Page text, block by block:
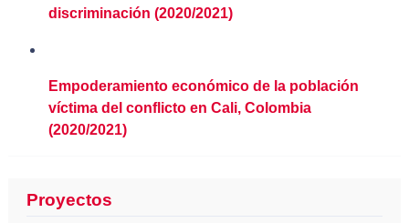
discriminación (2020/2021)
Empoderamiento económico de la población
víctima del conflicto en Cali, Colombia
(2020/2021)
Proyectos